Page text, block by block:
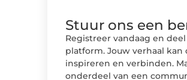
Stuur ons een
Registreer vandaag en
platform. Jouw verhaal
inspireren en verbinden.
onderdeel van een